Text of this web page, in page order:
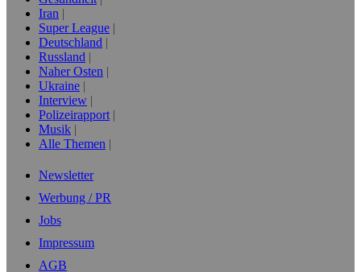
Iran
Super League
Deutschland
Russland
Naher Osten
Ukraine
Interview
Polizeirapport
Musik
Alle Themen
Newsletter
Werbung / PR
Jobs
Impressum
AGB